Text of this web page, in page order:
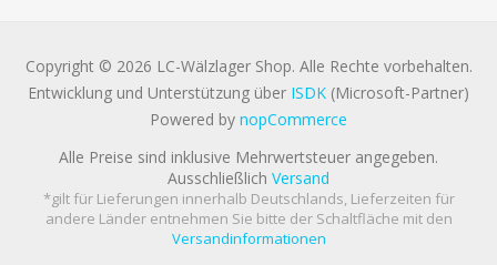
Copyright © 2026 LC-Wälzlager Shop. Alle Rechte vorbehalten.
Entwicklung und Unterstützung über ISDK (Microsoft-Partner)
Powered by nopCommerce
Alle Preise sind inklusive Mehrwertsteuer angegeben.
Ausschließlich Versand
*gilt für Lieferungen innerhalb Deutschlands, Lieferzeiten für
andere Länder entnehmen Sie bitte der Schaltfläche mit den
Versandinformationen